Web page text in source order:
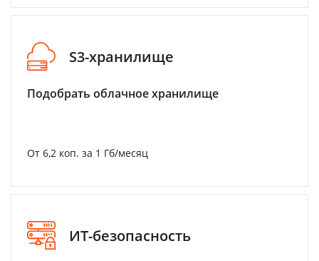
S3-хранилище
Подобрать облачное хранилище
От 6,2 коп. за 1 Гб/месяц
ИТ-безопасность